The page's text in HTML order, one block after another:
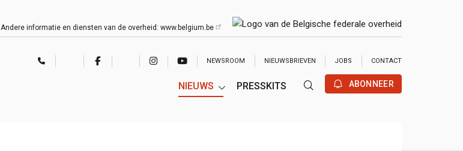
Andere informatie en diensten van de overheid: www.belgium.be
CONTACT
FACEBOOK LINKEDININSTAGRAMYOUTUBENEWSROOM NIEUWSBRIEVEN JOBS CONTACT
NIEUWS PRESSKITS ABONNEER